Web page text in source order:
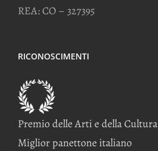
REA: CO – 327395
RICONOSCIMENTI
Premio delle Arti e della Cultura
Miglior panettone italiano